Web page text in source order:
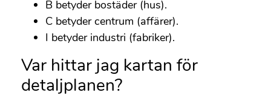
B betyder bostäder (hus).
C betyder centrum (affärer).
I betyder industri (fabriker).
Var hittar jag kartan för
detaljplanen?